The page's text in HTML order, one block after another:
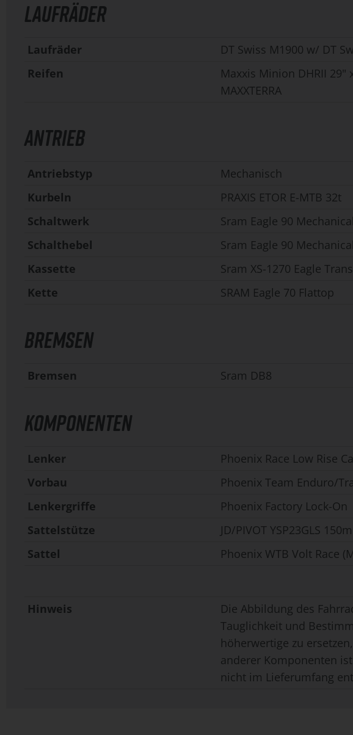
LAUFRÄDER
Laufräder
DT Swiss M1900 w/ DT
Reifen
Maxxis Minion DHRII 29"
MAXXTERRA
ANTRIEB
Antriebstyp
Mechanisch
Kurbeln
PRAXIS ETOR E-MTB 32t
Schaltwerk
Sram Eagle 90
Schalthebel
Sram Eagle 90
Kassette
Sram XS-1270 Eagle
Kette
SRAM Eagle 70 Flattop
BREMSEN
Bremsen Sram DB8
KOMPONENTEN
Lenker
Phoenix Race Low Rise
Vorbau
Phoenix Team Enduro/
Lenkergriffe
Phoenix Factory Lock-On
Sattelstütze
JD/PIVOT YSP23GLS
Sattel
Phoenix WTB Volt Race
Hinweis
Die Abbildung des
Tauglichkeit und
höherwertige zu
anderer Komponenten
nicht im Lieferumfang